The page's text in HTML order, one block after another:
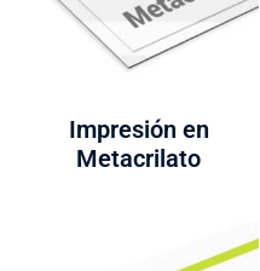
Impresión en
Metacrilato